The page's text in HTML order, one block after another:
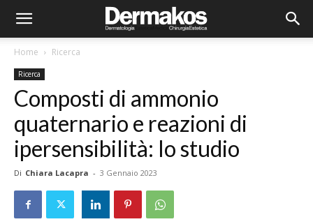
Home Ricerca
Ricerca
Composti di ammonio
quaternario e reazioni di
ipersensibilità: lo studio
Di Chiara Lacapra - 3 Gennaio 2023